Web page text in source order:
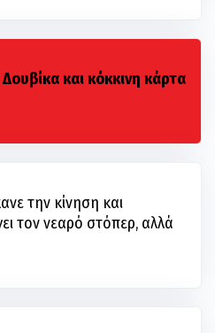
και κόκκινη κάρτα
την κίνηση και
τον νεαρό στόπερ, αλλά